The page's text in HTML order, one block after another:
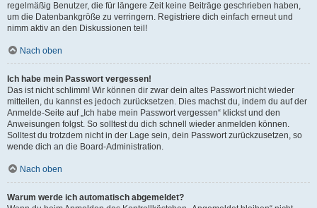
regelmäßig Benutzer, die für längere Zeit keine Beiträge geschrieben haben,
um die Datenbankgröße zu verringern. Registriere dich einfach erneut und
nimm aktiv an den Diskussionen teil!
Nach oben
Ich habe mein Passwort vergessen!
Das ist nicht schlimm! Wir können dir zwar dein altes Passwort nicht wieder
mitteilen, du kannst es jedoch zurücksetzen. Dies machst du, indem du auf der
Anmelde-Seite auf „Ich habe mein Passwort vergessen“ klickst und den
Anweisungen folgst. So solltest du dich schnell wieder anmelden können.
Solltest du trotzdem nicht in der Lage sein, dein Passwort zurückzusetzen, so
wende dich an die Board-Administration.
Nach oben
Warum werde ich automatisch abgemeldet?